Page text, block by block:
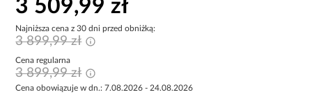
3 509,99 zł
Najniższa cena z 30 dni przed obniżką:
3 899,99 zł
Cena regularna
3 899,99 zł
Cena obowiązuje w dn.: 7.08.2026 - 24.08.2026